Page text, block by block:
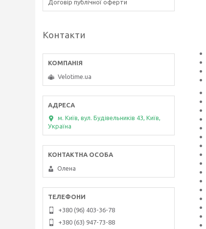
Договір публічної оферти
Контакти
Velotime.ua
м. Київ, вул. Будівельників 43, Київ,
Україна
Олена
+380 (96) 403-36-78
+380 (63) 947-73-88